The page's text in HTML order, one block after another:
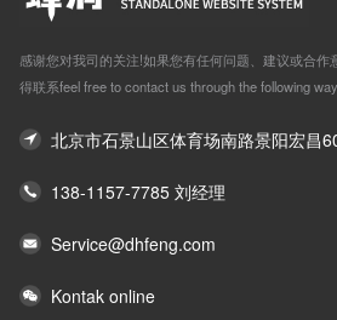
感谢您对我司的关注!如果您有任何问题、建议或合作
得联系feel free to contact us through the following
北京市石景山区体育场南路景阳宏昌
138-1157-7785 刘经理
Service@dhfeng.com
Kontak online